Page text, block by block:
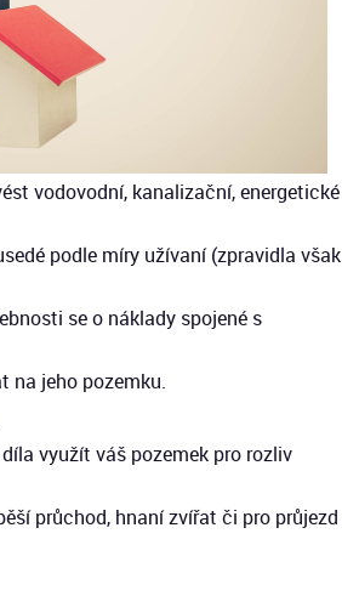
vodovodní, kanalizační, energetické
podle míry užívaní (zpravidla však
se o náklady spojené s
na jeho pozemku.
využít váš pozemek pro rozliv
průchod, hnaní zvířat či pro průjezd